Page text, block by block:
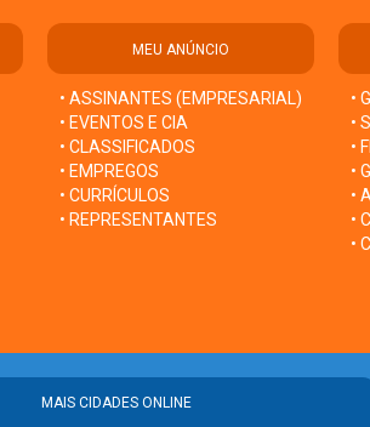
MEU ANÚNCIO
• ASSINANTES (EMPRESARIAL)
• EVENTOS E CIA
• CLASSIFICADOS
• EMPREGOS
• CURRÍCULOS
• REPRESENTANTES
•
•
•
•
•
•
•
MAIS CIDADES ONLINE